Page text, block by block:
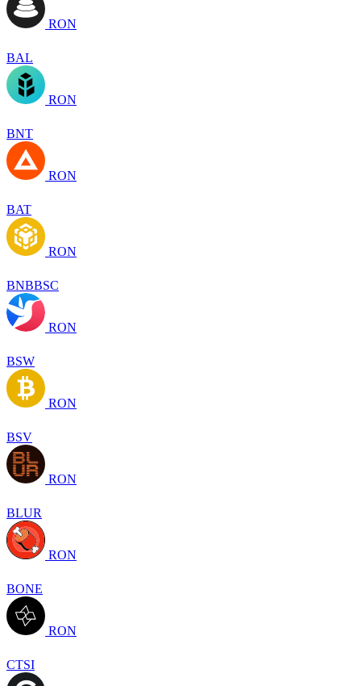
RON
BAL
RON
BNT
RON
BAT
RON
BNBBSC
RON
BSW
RON
BSV
RON
BLUR
RON
BONE
RON
CTSI